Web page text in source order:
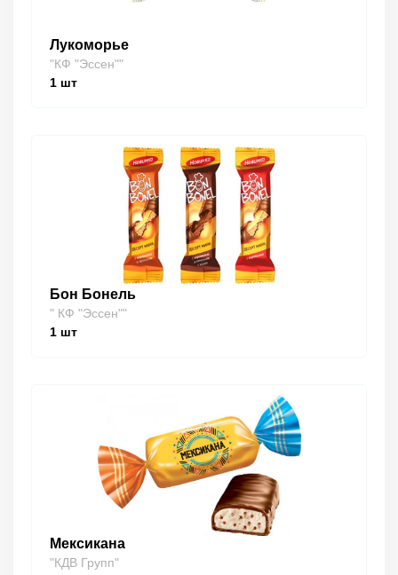
Лукоморье
"КФ "Эссен""
1 шт
Бон Бонель
" КФ "Эссен""
1 шт
Мексикана
"КДВ Групп"